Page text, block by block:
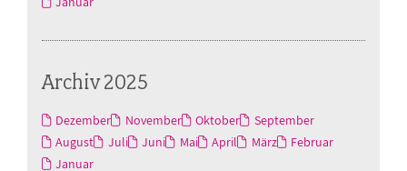
Archiv 2025
Dezember November Oktober
September
August
Juli Juni Mai April März
Februar
Januar